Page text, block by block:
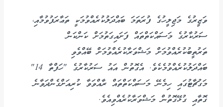
ވަޒީރުގެ މަޖިލީހުގެ ފުރަތަމަ ބައްދަލުކުރެއްވުމަކީ ތަޢާރަފުވުމާއި،
ސަރުކާރުގެ މަސައްކަތްތައް ފަށައިގަތުމަށް ކަންކަން
ތަރުތީބުކުރެއްވުމަށް މަޝްވަރާކުރެއްވުމަށް ބޭއްވެވި
ބައްދަލުކުރެއްވުމެކެވެ. އެގޮތުން އައު ސަރުކާރުގެ "ހަފްތާ 14"
މަގުޗާޓުގައި ހިމެނޭ މަސައްކަތްތައް ރާއްވަވާ ކުރިއަށްގެންދަވާނެ
ގޮތާއި ގުޅޭގޮތުން މަޝްވަރާކުރެއްވިއެވެ.